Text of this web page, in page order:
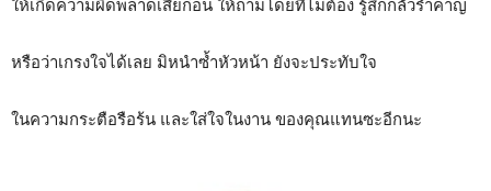
ให้เกิดความผิดพลาดเสียก่อน ให้ถามโดยที่ไม่ต้อง รู้สึกกลัวรำคาญ
หรือว่าเกรงใจได้เลย มิหนำซ้ำหัวหน้า ยังจะประทับใจ
ในความกระตือรือร้น และใส่ใจในงาน ของคุณแทนซะอีกนะ